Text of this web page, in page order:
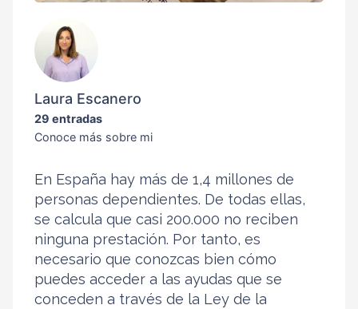
Laura Escanero
29 entradas
Conoce más sobre mi
En España hay más de 1,4 millones de
personas dependientes. De todas ellas,
se calcula que casi 200.000 no reciben
ninguna prestación. Por tanto, es
necesario que conozcas bien cómo
puedes acceder a las ayudas que se
conceden a través de la Ley de la